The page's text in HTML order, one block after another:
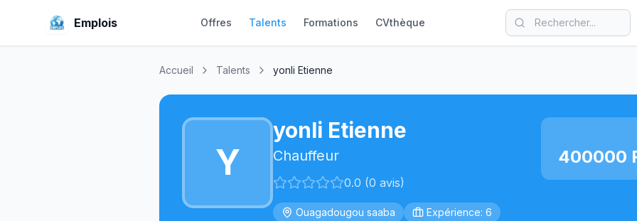
Emplois Offres Talents Formations CVthèque
Accueil Talents yonli Etienne
Y
yonli Etienne
Chauffeur
0.0 (0 avis)
Ouagadougou saaba
Expérience: 6
400000